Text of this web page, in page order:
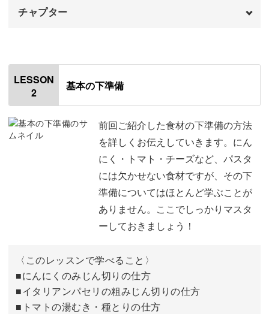
本場イタリアでは、手打ちパスタは特別なものではなく、
ごく一般的な家庭料理なんです。
特に、南部の地域では、各家庭で伝統的なレシピが代々受
け継がれているほど！
そんなイタリアの家庭料理「手打ちパスタ」に、ご自宅で
もチャレンジしてみましょう。
気軽にご受講くださいね♪
チャプター
はじめに
基本のイタリア食材について
調理器具について 04:25
よく使うオイルの名称について 08:31
08:58
LESSON
2
基本の下準備
前回ご紹介した食材の下準備の方法
を詳しくお伝えしていきます。にん
にく・トマト・チーズなど、パスタ
には欠かせない食材ですが、その下
準備についてはほとんど学ぶことが
ありません。ここでしっかりマスタ
ーしておきましょう！
〈このレッスンで学べること〉
■にんにくのみじん切りの仕方
■イタリアンパセリの粗みじん切りの仕方
■トマトの湯むき・種とりの仕方